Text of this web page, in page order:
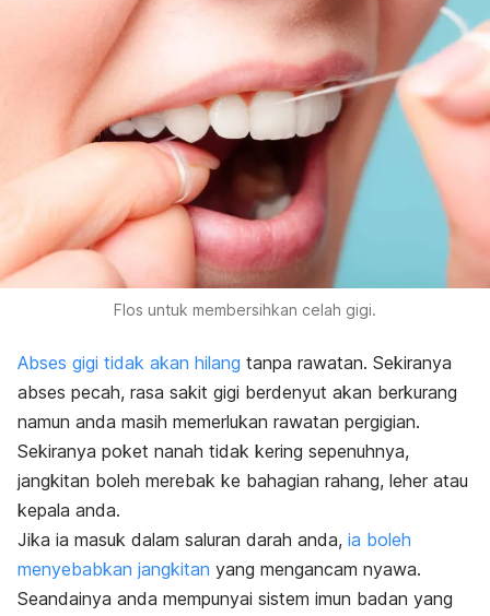
Flos untuk membersihkan celah gigi.
Abses gigi tidak akan hilang tanpa rawatan. Sekiranya
abses pecah, rasa sakit gigi berdenyut akan berkurang
namun anda masih memerlukan rawatan pergigian.
Sekiranya poket nanah tidak kering sepenuhnya,
jangkitan boleh merebak ke bahagian rahang, leher atau
kepala anda.
Jika ia masuk dalam saluran darah anda, ia boleh
menyebabkan jangkitan yang mengancam nyawa.
Seandainya anda mempunyai sistem imun badan yang